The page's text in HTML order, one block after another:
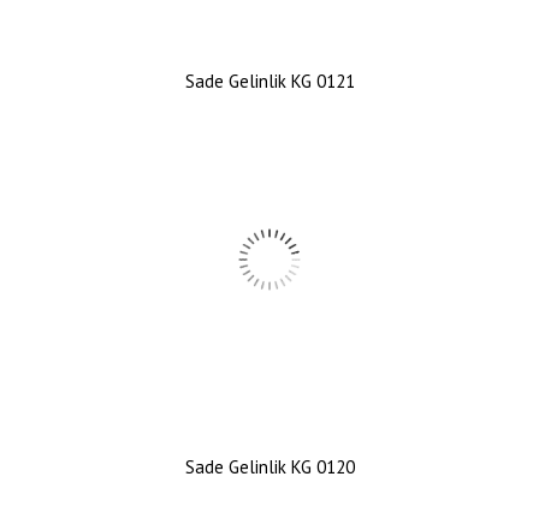
Sade Gelinlik KG 0121
Sade Gelinlik KG 0120